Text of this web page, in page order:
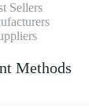
Sellers
Methods